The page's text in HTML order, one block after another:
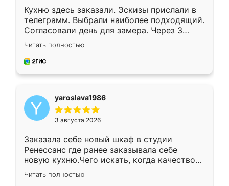
Кухню здесь заказали. Эскизы прислали в
телеграмм. Выбрали наиболее подходящий.
Согласовали день для замера. Через 3
недели кухня была уже готова. Остались
довольны работой. Спасибо Ренессанс
мебель за качественную работу!
Читать полностью
yaroslava1986
3 августа 2026
Заказала себе новый шкаф в студии
Ренессанс где ранее заказывала себе
новую кухню.Чего искать, когда качеством
вполне довольна. Служит кухня уже почти
два года, нареканий нет.
Читать полностью